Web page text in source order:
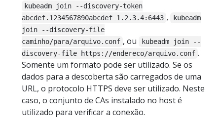
kubeadm join --discovery-token
abcdef.1234567890abcdef 1.2.3.4:6443 ,
kubeadm
join --discovery-file
caminho/para/arquivo.conf , ou
kubeadm join --
discovery-file https://endereco/arquivo.conf .
Somente um formato pode ser utilizado. Se os
dados para a descoberta são carregados de uma
URL, o protocolo HTTPS deve ser utilizado. Neste
caso, o conjunto de CAs instalado no host é
utilizado para verificar a conexão.